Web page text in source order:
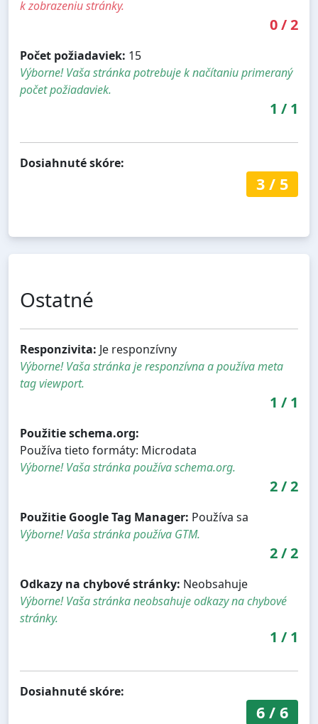
k zobrazeniu stránky.
0/2
Počet požiadaviek: 15
Výborne! Vaša stránka potrebuje k načítaniu primeraný
počet požiadaviek.
1 / 1
Dosiahnuté skóre:
3/ 5
Ostatné
Responzivita: Je responzívny
Výborne! Vaša stránka je responzívna a používa meta
tag viewport.
1 / 1
Použitie schema.org:
Používa tieto formáty: Microdata
Výborne! Vaša stránka používa schema.org.
2/2
Použitie Google Tag Manager: Používa sa
Výborne! Vaša stránka používa GTM.
2/2
Odkazy na chybové stránky: Neobsahuje
Výborne! Vaša stránka neobsahuje odkazy na chybové
stránky.
1 / 1
Dosiahnuté skóre:
6/ 6